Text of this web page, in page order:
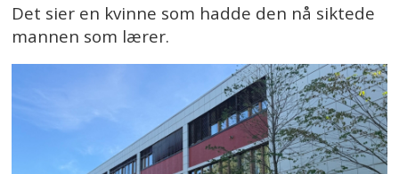
Det sier en kvinne som hadde den nå siktede
mannen som lærer.